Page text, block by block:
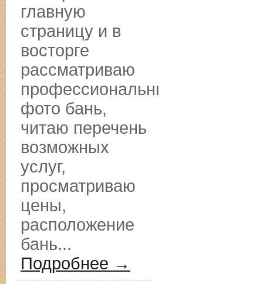
главную
страницу и в
восторге
рассматриваю
профессиональные
фото бань,
читаю перечень
возможных
услуг,
просматриваю
цены,
расположение
бань...
Подробнее →